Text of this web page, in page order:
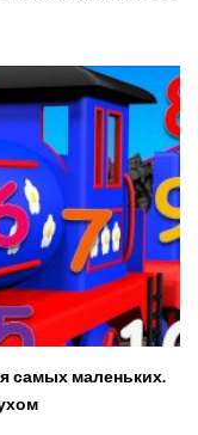
самых маленьких.